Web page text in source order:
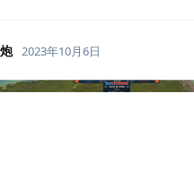
2023年10月6日